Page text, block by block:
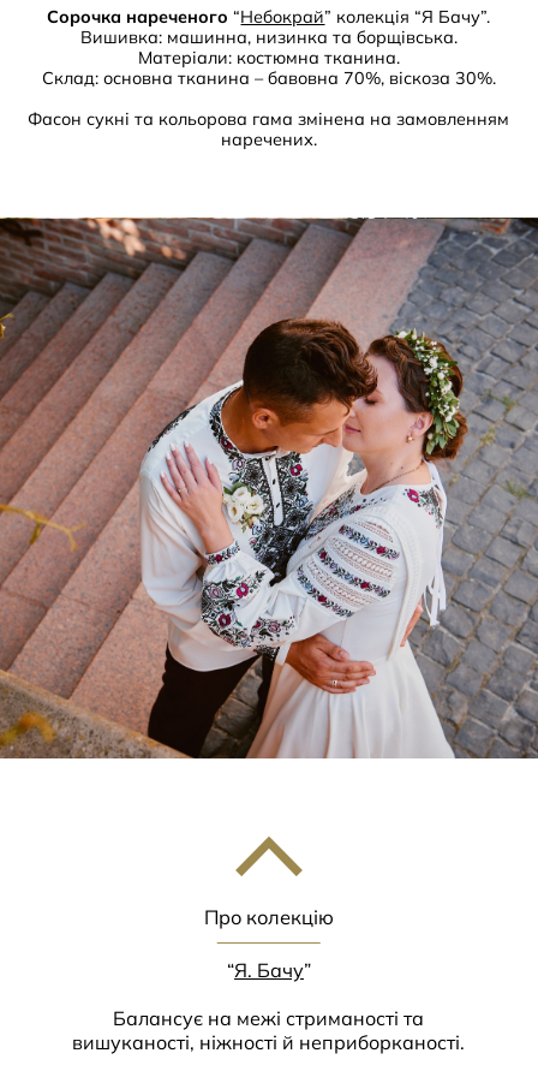
Сорочка нареченого “Небокрай” колекція “Я Бачу”.
Вишивка: машинна, низинка та борщівська.
Матеріали: костюмна тканина.
Склад: основна тканина – бавовна 70%, віскоза 30%.
Фасон сукні та кольорова гама змінена на замовленням
наречених.
Про колекцію
“Я. Бачу”
Балансує на межі стриманості та
вишуканості, ніжності й неприборканості.